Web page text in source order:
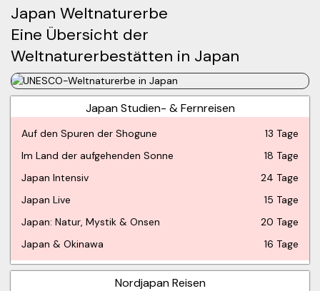
Japan Weltnaturerbe
Eine Übersicht der
Weltnaturerbestätten in Japan
Japan Studien- & Fernreisen
Auf den Spuren der Shogune
13 Tage
Im Land der aufgehenden Sonne
18 Tage
Japan Intensiv
24 Tage
Japan Live
15 Tage
Japan: Natur, Mystik & Onsen
20 Tage
Japan & Okinawa
16 Tage
Nordjapan Reisen